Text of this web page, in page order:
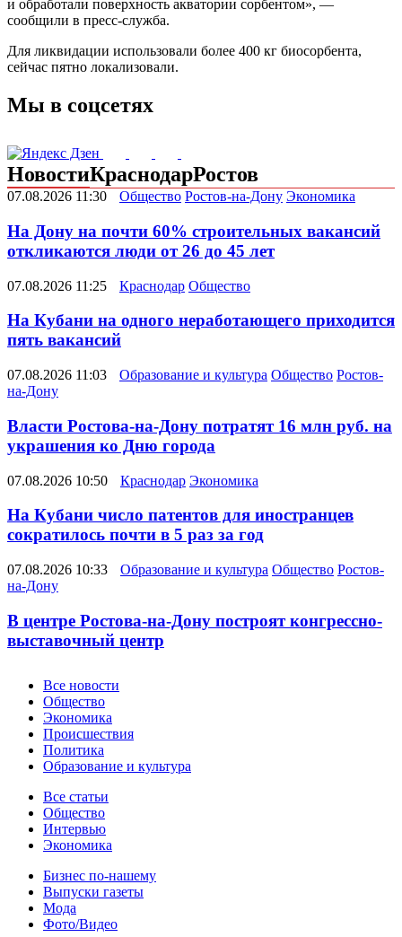
и обработали поверхность акватории сорбентом», —
сообщили в пресс-служба.
Для ликвидации использовали более 400 кг биосорбента,
сейчас пятно локализовали.
Мы в соцсетях
НовостиКраснодарРостов
07.08.2026 11:30 Общество Ростов-на-Дону Экономика
На Дону на почти 60% строительных вакансий
откликаются люди от 26 до 45 лет
07.08.2026 11:25 Краснодар Общество
На Кубани на одного неработающего приходится
пять вакансий
07.08.2026 11:03 Образование и культура Общество Ростов-
на-Дону
Власти Ростова-на-Дону потратят 16 млн руб. на
украшения ко Дню города
07.08.2026 10:50 Краснодар Экономика
На Кубани число патентов для иностранцев
сократилось почти в 5 раз за год
07.08.2026 10:33 Образование и культура Общество Ростов-
на-Дону
В центре Ростова-на-Дону построят конгрессно-
выставочный центр
Новости
Все новости
Общество
Экономика
Происшествия
Политика
Образование и культура
Статьи
Все статьи
Общество
Интервью
Экономика
Разное
Бизнес по-нашему
Выпуски газеты
Мода
Фото/Видео